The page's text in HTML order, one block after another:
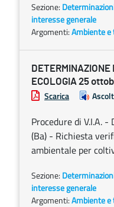
Sezione:
interesse generale
Argomenti:Ambiente
DETERMINAZIONE
ECOLOGIA 25
Scarica
Procedure di V.I.A. -
(Ba) - Richiesta
ambientale per
Sezione:
interesse generale
Argomenti:Ambiente